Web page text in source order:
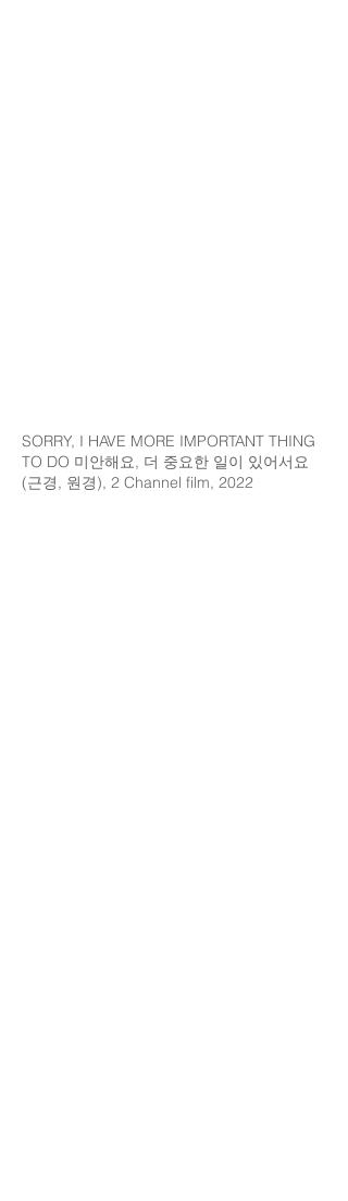
SORRY, I HAVE MORE IMPORTANT THING
TO DO 미안해요, 더 중요한 일이 있어서요
(근경, 원경), 2 Channel film, 2022